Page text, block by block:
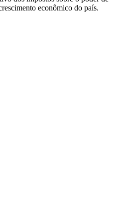
econômico do país.